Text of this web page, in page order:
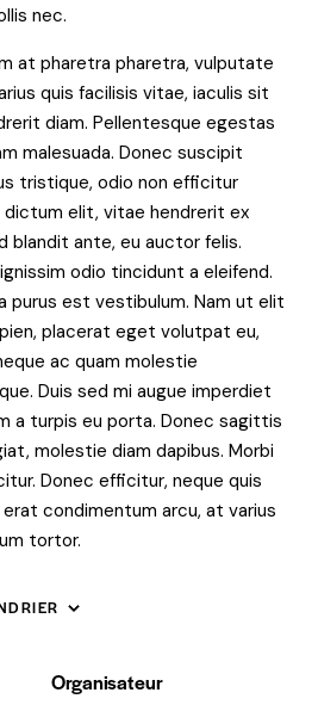
nec.
at pharetra pharetra, vulputate
quis facilisis vitae, iaculis sit
diam. Pellentesque egestas
malesuada. Donec suscipit
tristique, odio non efficitur
dictum elit, vitae hendrerit ex
blandit ante, eu auctor felis.
odio tincidunt a eleifend.
purus est vestibulum. Nam ut elit
placerat eget volutpat eu,
ac quam molestie
Duis sed mi augue imperdiet
a turpis eu porta. Donec sagittis
molestie diam dapibus. Morbi
Donec efficitur, neque quis
condimentum arcu, at varius
tortor.
Organisateur